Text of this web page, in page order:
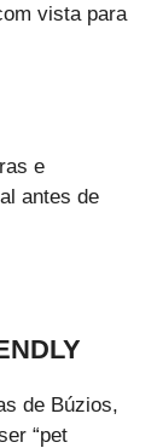
vista para
e
antes de
de Búzios,
“pet